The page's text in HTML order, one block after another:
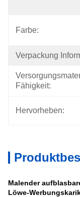
Farbe:
Verpackung
Fähigkeit:
Hervorheben:
Malender
Löwe-